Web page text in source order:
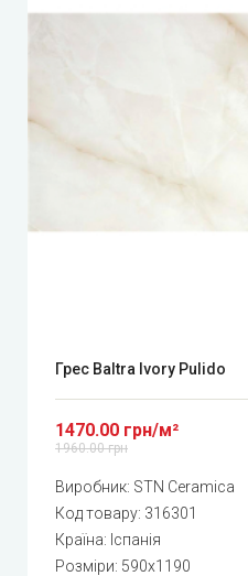
Грес Baltra Ivory Pulido
1470.00 грн/м²
1960.00 грн
Виробник: STN Ceramica
Код товару: 316301
Країна: Іспанія
Розміри: 590x1190